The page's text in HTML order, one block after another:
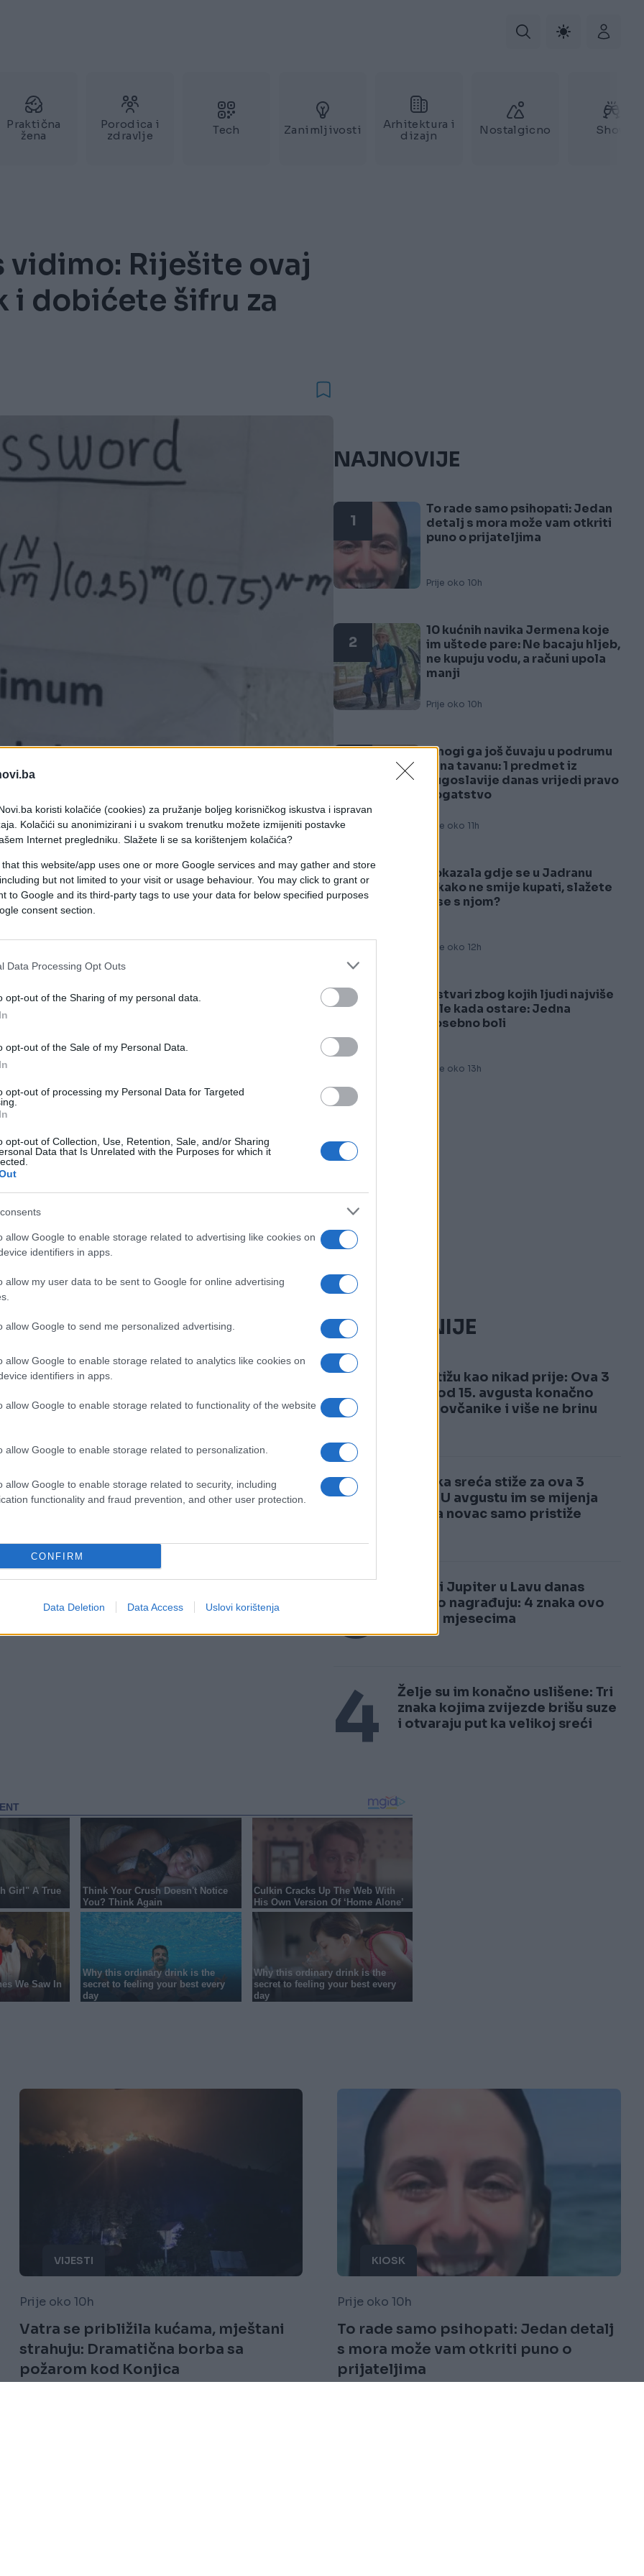
koristi kolačiće (cookies) za pružanje boljeg korisničkog iskustva i ispravan
Kolačići su anonimizirani i u svakom trenutku možete izmijeniti postavke
Internet pregledniku. Slažete li se sa korištenjem kolačića?
that this website/app uses one or more Google services and may gather and store
but not limited to your visit or usage behaviour. You may click to grant or
to Google and its third-party tags to use your data for below specified purposes
consent section.
Data Processing Opt Outs
opt-out of the Sharing of my personal data.
opt-out of the Sale of my Personal Data.
opt-out of processing my Personal Data for Targeted
opt-out of Collection, Use, Retention, Sale, and/or Sharing
Data that Is Unrelated with the Purposes for which it
allow Google to enable storage related to advertising like cookies on
identifiers in apps.
allow my user data to be sent to Google for online advertising
allow Google to send me personalized advertising.
allow Google to enable storage related to analytics like cookies on
identifiers in apps.
allow Google to enable storage related to functionality of the website
allow Google to enable storage related to personalization.
allow Google to enable storage related to security, including
functionality and fraud prevention, and other user protection.
CONFIRM
Data Deletion Data Access Uslovi korištenja
Praktična
žena
Porodica i
zdravlje
Tech Zanimljivosti
Arhitektura i
dizajn
Nostalgicno Show
vidimo: Riješite ovaj
i dobićete šifru za
šifru, pa su odlučili da se malo poigraju i da šifra
wi-fi šifru, pa su odlučili da se malo poigraju i da
na Redditu, te zamolio ljude za pomoć, te
zadaka.
#šifra #matematički zadatak
NAJNOVIJE
1
To rade samo psihopati: Jedan
detalj s mora može vam otkriti
puno o prijateljima
Prije oko 10h
2
10 kućnih navika Jermena koje
im uštede pare: Ne bacaju hljeb,
ne kupuju vodu, a računi upola
manji
Prije oko 10h
Mnogi ga još čuvaju u podrumu
ili na tavanu: 1 predmet iz
Jugoslavije danas vrijedi pravo
bogatstvo
Prije oko 11h
4
Pokazala gdje se u Jadranu
nikako ne smije kupati, slažete
li se s njom?
Prije oko 12h
5
3 stvari zbog kojih ljudi najviše
žale kada ostare: Jedna
posebno boli
Prije oko 13h
NAJČITANIJE
1
Pare stižu kao nikad prije: Ova 3
znaka od 15. avgusta konačno
pune novčanike i više ne brinu
2
Luđačka sreća stiže za ova 3
znaka: U avgustu im se mijenja
život, a novac samo pristiže
3
Sunce i Jupiter u Lavu danas
bogato nagrađuju: 4 znaka ovo
čekaju mjesecima
4
Želje su im konačno uslišene: Tri
znaka kojima zvijezde brišu suze
i otvaraju put ka velikoj sreći
VIJESTI
Prije oko 10h
Vatra se približila kućama, mještani
strahuju: Dramatična borba sa
požarom kod Konjica
KIOSK
Prije oko 10h
To rade samo psihopati: Jedan detalj
s mora može vam otkriti puno o
prijateljima